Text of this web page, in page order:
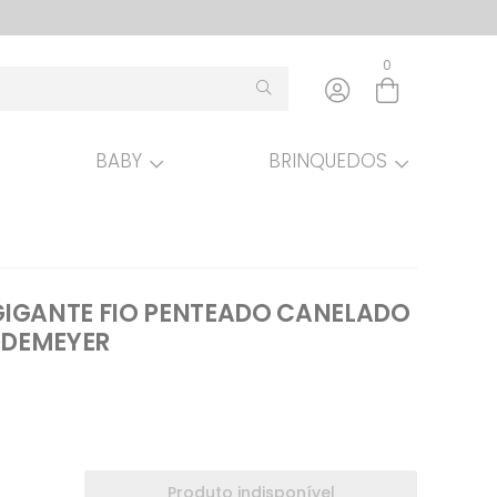
Entre com email ou cpf/cnpj
0
BABY BRINQUEDOS
FIO PENTEADO CANELADO